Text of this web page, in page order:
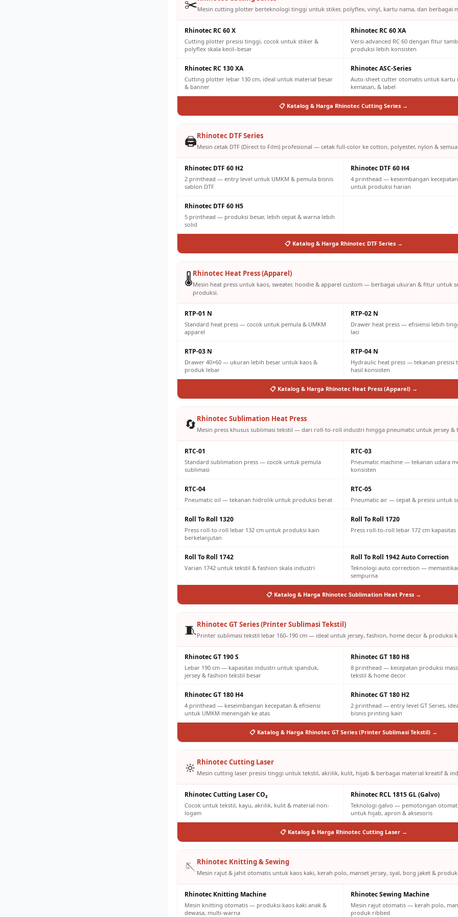
Mesin cutting plotter berteknologi tinggi untuk stiker, polyflex, vinyl, kartu nama, dan berbagai
Rhinotec RC 60 X
Cutting plotter presisi tinggi, cocok untuk stiker &
polyflex skala kecil–besar
Rhinotec RC 60 XA
Versi advanced RC 60 dengan fitur
produksi lebih konsisten
Rhinotec RC 130 XA
Cutting plotter lebar 130 cm, ideal untuk material besar
& banner
Rhinotec ASC-Series
Auto-sheet cutter otomatis untuk kartu
kemasan, & label
📋 Katalog & Harga Rhinotec Cutting Series →
🖨️Rhinotec DTF Series
Mesin cetak DTF (Direct to Film) profesional — cetak full-color ke cotton, polyester, nylon &
Rhinotec DTF 60 H2
2 printhead — entry level untuk UMKM & pemula bisnis
sablon DTF
Rhinotec DTF 60 H4
4 printhead — keseimbangan
untuk produksi harian
Rhinotec DTF 60 H5
5 printhead — produksi besar, lebih cepat & warna lebih
solid
📋 Katalog & Harga Rhinotec DTF Series →
🌡️Rhinotec Heat Press (Apparel)
Mesin heat press untuk kaos, sweater, hoodie & apparel custom — berbagai ukuran & fitur untuk
produksi.
RTP-01 N
Standard heat press — cocok untuk pemula & UMKM
apparel
RTP-02 N
Drawer heat press — efisiensi lebih
laci
RTP-03 N
Drawer 40×60 — ukuran lebih besar untuk kaos &
produk lebar
RTP-04 N
Hydraulic heat press — tekanan presisi
hasil konsisten
📋 Katalog & Harga Rhinotec Heat Press (Apparel) →
🔄 Rhinotec Sublimation Heat Press
Mesin press khusus sublimasi tekstil — dari roll-to-roll industri hingga pneumatic untuk jersey &
RTC-01
Standard sublimation press — cocok untuk pemula
sublimasi
RTC-03
Pneumatic machine — tekanan udara
konsisten
RTC-04
Pneumatic oil — tekanan hidrolik untuk produksi berat
RTC-05
Pneumatic air — cepat & presisi untuk
Roll To Roll 1320
Press roll-to-roll lebar 132 cm untuk produksi kain
berkelanjutan
Roll To Roll 1720
Press roll-to-roll lebar 172 cm
Roll To Roll 1742
Varian 1742 untuk tekstil & fashion skala industri
Roll To Roll 1942 Auto Correction
Teknologi auto correction —
sempurna
📋 Katalog & Harga Rhinotec Sublimation Heat Press →
🧵Rhinotec GT Series (Printer Sublimasi Tekstil)
Printer sublimasi tekstil lebar 160–190 cm — ideal untuk jersey, fashion, home decor & produksi
Rhinotec GT 190 S
Lebar 190 cm — kapasitas industri untuk spanduk,
jersey & fashion tekstil besar
Rhinotec GT 180 H8
8 printhead — kecepatan produksi
tekstil & home decor
Rhinotec GT 180 H4
4 printhead — keseimbangan kecepatan & efisiensi
untuk UMKM menengah ke atas
Rhinotec GT 180 H2
2 printhead — entry level GT Series,
bisnis printing kain
📋 Katalog & Harga Rhinotec GT Series (Printer Sublimasi Tekstil) →
🔆 Rhinotec Cutting Laser
Mesin cutting laser presisi tinggi untuk tekstil, akrilik, kulit, hijab & berbagai material kreatif &
Rhinotec Cutting Laser CO₂
Cocok untuk tekstil, kayu, akrilik, kulit & material non-
logam
Rhinotec RCL 1815 GL (Galvo)
Teknologi galvo — pemotongan
untuk hijab, apron & aksesoris
📋 Katalog & Harga Rhinotec Cutting Laser →
🪡Rhinotec Knitting & Sewing
Mesin rajut & jahit otomatis untuk kaos kaki, kerah polo, manset jersey, syal, borg jaket &
Rhinotec Knitting Machine
Mesin knitting otomatis — produksi kaos kaki anak &
dewasa, multi-warna
Rhinotec Sewing Machine
Mesin rajut otomatis — kerah polo,
produk ribbed